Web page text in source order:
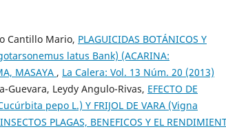
Cantillo Mario, PLAGUICIDAS BOTÁNICOS Y
latus Bank) (ACARINA:
MASAYA , La Calera: Vol. 13 Núm. 20 (2013)
Guevara, Leydy Angulo-Rivas, EFECTO DE
pepo L.) Y FRIJOL DE VARA (Vigna
PLAGAS, BENEFICOS Y EL